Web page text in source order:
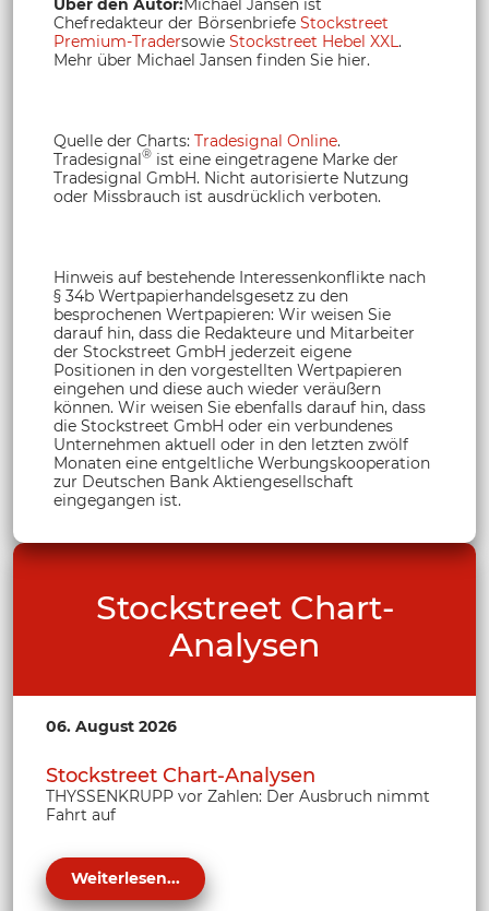
Über den Autor:Michael Jansen ist
Chefredakteur der Börsenbriefe Stockstreet
Premium-Tradersowie Stockstreet Hebel XXL.
Mehr über Michael Jansen finden Sie hier.
Quelle der Charts: Tradesignal Online.
Tradesignal® ist eine eingetragene Marke der
Tradesignal GmbH. Nicht autorisierte Nutzung
oder Missbrauch ist ausdrücklich verboten.
Hinweis auf bestehende Interessenkonflikte nach
§ 34b Wertpapierhandelsgesetz zu den
besprochenen Wertpapieren: Wir weisen Sie
darauf hin, dass die Redakteure und Mitarbeiter
der Stockstreet GmbH jederzeit eigene
Positionen in den vorgestellten Wertpapieren
eingehen und diese auch wieder veräußern
können. Wir weisen Sie ebenfalls darauf hin, dass
die Stockstreet GmbH oder ein verbundenes
Unternehmen aktuell oder in den letzten zwölf
Monaten eine entgeltliche Werbungskooperation
zur Deutschen Bank Aktiengesellschaft
eingegangen ist.
Stockstreet Chart-
Analysen
06. August 2026
Stockstreet Chart-Analysen
THYSSENKRUPP vor Zahlen: Der Ausbruch nimmt
Fahrt auf
Weiterlesen...